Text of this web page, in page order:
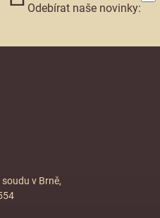
Odebírat naše novinky:
v Brně,